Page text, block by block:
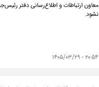
معاون ارتباطات و اطلاع‌رسانی دفتر
نشود.
۲۰:۵۴ - ۱۴۰۵/۰۳/۲۹